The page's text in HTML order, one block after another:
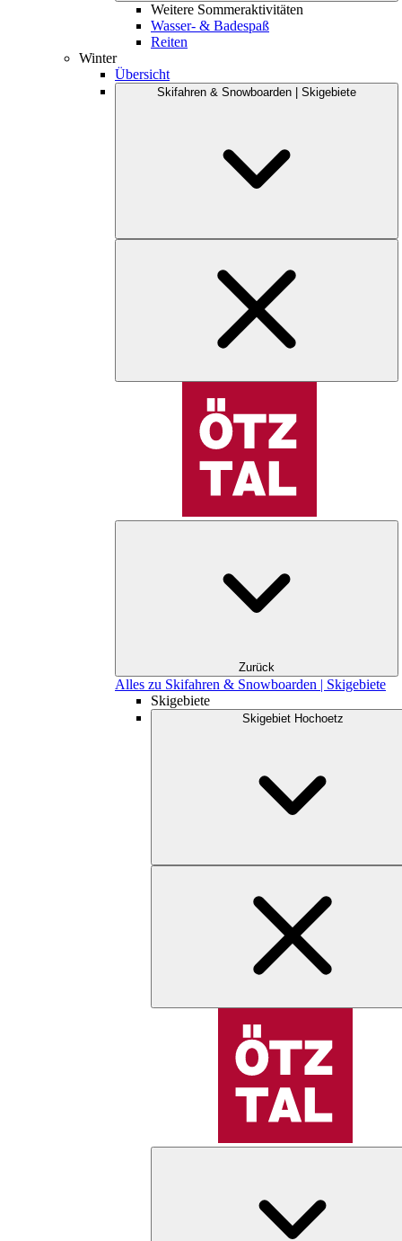
Weitere Sommeraktivitäten
Wasser- & Badespaß
Reiten
Winter
Übersicht
Skifahren & Snowboarden | Skigebiete
Zurück
Alles zu Skifahren & Snowboarden | Skigebiete
Skigebiete
Skigebiet Hochoetz